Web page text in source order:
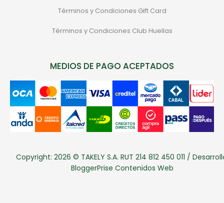
Términos y Condiciones Gift Card
Términos y Condiciones Club Huellas
MEDIOS DE PAGO ACEPTADOS
Copyright: 2026 © TAKELY S.A. RUT 214 812 450 011 /
BloggerPrise Contenidos Web